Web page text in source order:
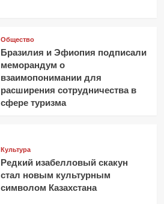
Общество
Бразилия и Эфиопия подписали
меморандум о
взаимопонимании для
расширения сотрудничества в
сфере туризма
Культура
Редкий изабелловый скакун
стал новым культурным
символом Казахстана